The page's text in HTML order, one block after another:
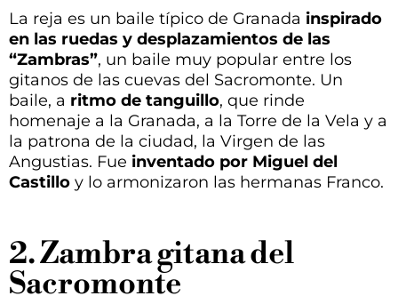
La reja es un baile típico de Granada inspirado
en las ruedas y desplazamientos de las
“Zambras”, un baile muy popular entre los
gitanos de las cuevas del Sacromonte. Un
baile, a ritmo de tanguillo, que rinde
homenaje a la Granada, a la Torre de la Vela y a
la patrona de la ciudad, la Virgen de las
Angustias. Fue inventado por Miguel del
Castillo y lo armonizaron las hermanas Franco.
2. Zambra gitana del
Sacromonte